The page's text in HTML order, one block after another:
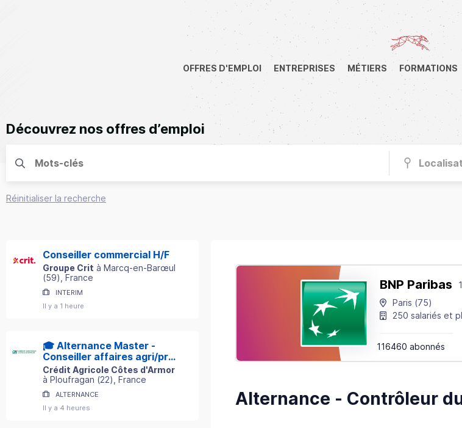
OFFRES D'EMPLOI ENTREPRISES MÉTIERS FORMATIONS
Découvrez nos offres d’emploi
Réinitialiser la recherche
Conseiller commercial H/F
Groupe Crit à Marcq-en-Barœul
(59) , France
INTERIM
Il y a 1 heure
🎓 Alternance Master -
Conseiller affaires agri/pro
H/F
Crédit Agricole Côtes d'Armor
à Ploufragan (22) , France
ALTERNANCE
Il y a 4 heures
BNP Paribas
Paris (75)
250 salariés et
116460 abonnés
Alternance - Contrôleur